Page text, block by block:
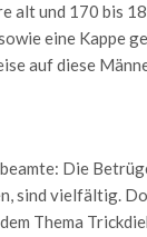
alt und 170 bis
eine Kappe
auf diese
Die
sind vielfältig.
Thema